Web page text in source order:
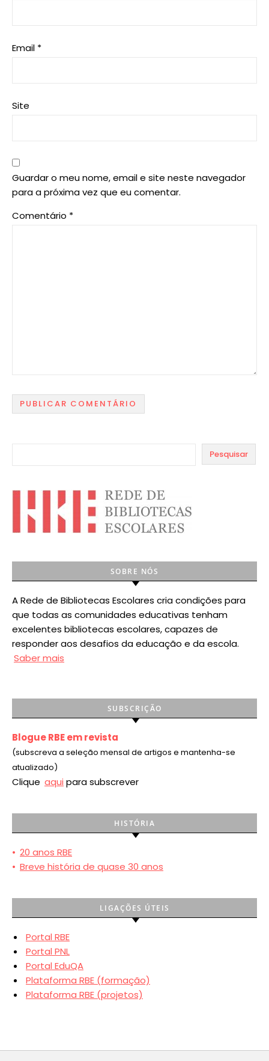
Email *
Site
Guardar o meu nome, email e site neste navegador
para a próxima vez que eu comentar.
Comentário *
Pesquisar
SOBRE NÓS
A Rede de Bibliotecas Escolares cria condições para
que todas as comunidades educativas tenham
excelentes bibliotecas escolares, capazes de
responder aos desafios da educação e da escola.
Saber mais
SUBSCRIÇÃO
Blogue RBE em revista
(subscreva a seleção mensal de artigos e mantenha-se
atualizado)
Clique aqui para subscrever
HISTÓRIA
• 20 anos RBE
• Breve história de quase 30 anos
LIGAÇÕES ÚTEIS
Portal RBE
Portal PNL
Portal EduQA
Plataforma RBE (formação)
Plataforma RBE (projetos)